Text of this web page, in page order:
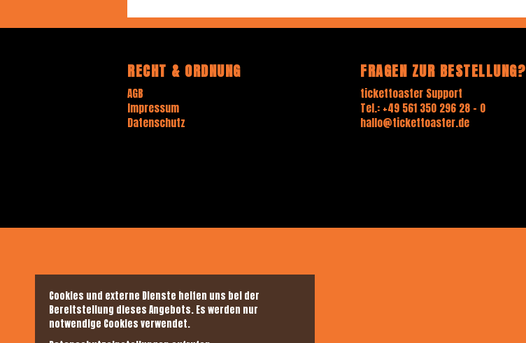
RECHT & ORDNUNG
AGB
Impressum
Datenschutz
FRAGEN ZUR BESTELLUNG?
tickettoaster Support
Tel.: +49 561 350 296 28 - 0
hallo@tickettoaster.de
Cookies und externe Dienste helfen uns bei der
Bereitstellung dieses Angebots. Es werden nur
notwendige Cookies verwendet.